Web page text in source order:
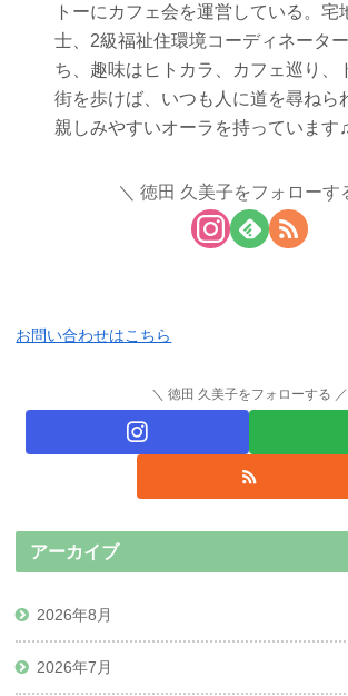
トーにカフェ会を運営している。宅
士、2級福祉住環境コーディネータ
ち、趣味はヒトカラ、カフェ巡り、
街を歩けば、いつも人に道を尋ねら
親しみやすいオーラを持っています
徳田 久美子をフォローす
お問い合わせはこちら
徳田 久美子をフォローする
アーカイブ
2026年8月
2026年7月